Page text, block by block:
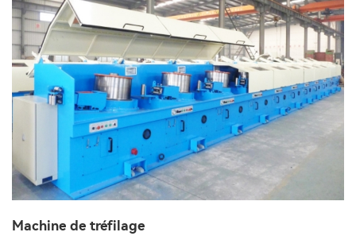
Machine de tréfilage